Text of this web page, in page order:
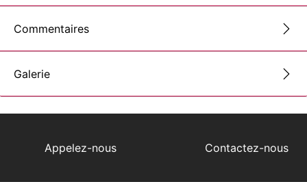
Commentaires
Galerie
Appelez-nous Contactez-nous